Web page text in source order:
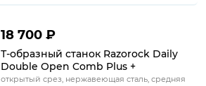
18 700 ₽
Т-образный станок Razorock Daily
Double Open Comb Plus +
открытый срез, нержавеющая сталь, средняя